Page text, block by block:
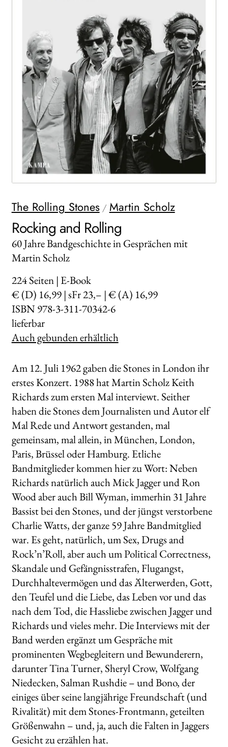
WEITERE VERLAGE
Search:
The Rolling Stones/ Martin Scholz
Rocking and Rolling
60 Jahre Bandgeschichte in Gesprächen mit
Martin Scholz
224Seiten | E-Book
€ (D) 16,99 | sFr 23,– | € (A) 16,99
ISBN 978-3-311-70342-6
lieferbar
Auch gebunden erhältlich
Am 12. Juli 1962 gaben die Stones in London ihr
erstes Konzert. 1988 hat Martin Scholz Keith
Richards zum ersten Mal interviewt. Seither
haben die Stones dem Journalisten und Autor elf
Mal Rede und Antwort gestanden, mal
gemeinsam, mal allein, in München, London,
Paris, Brüssel oder Hamburg. Etliche
Bandmitglieder kommen hier zu Wort: Neben
Richards natürlich auch Mick Jagger und Ron
Wood aber auch Bill Wyman, immerhin 31 Jahre
Bassist bei den Stones, und der jüngst verstorbene
Charlie Watts, der ganze 59 Jahre Bandmitglied
war. Es geht, natürlich, um Sex, Drugs and
Rock’n’Roll, aber auch um Political Correctness,
Skandale und Gefängnisstrafen, Flugangst,
Durchhaltevermögen und das Älterwerden, Gott,
den Teufel und die Liebe, das Leben vor und das
nach dem Tod, die Hassliebe zwischen Jagger und
Richards und vieles mehr. Die Interviews mit der
Band werden ergänzt um Gespräche mit
prominenten Wegbegleitern und Bewunderern,
darunter Tina Turner, Sheryl Crow, Wolfgang
Niedecken, Salman Rushdie – und Bono, der
einiges über seine langjährige Freundschaft (und
Rivalität) mit dem Stones-Frontmann, geteilten
Größenwahn – und, ja, auch die Falten in Jaggers
Gesicht zu erzählen hat.